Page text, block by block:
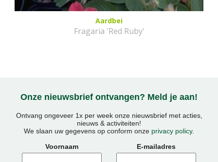
Aardbei
Fragaria 'Red Ruby'
Onze nieuwsbrief ontvangen? Meld je aan!
Ontvang ongeveer 1x per week onze nieuwsbrief met acties,
nieuws & activiteiten!
We slaan uw gegevens op conform onze privacy policy.
Voornaam
E-mailadres